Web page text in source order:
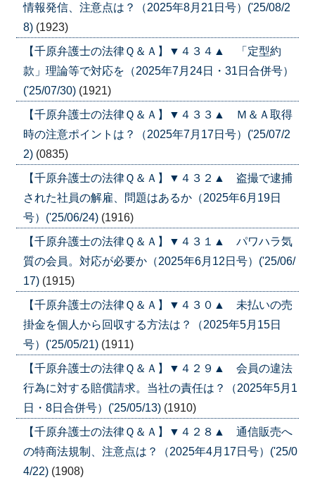
情報発信、注意点は？（2025年8月21日号）('25/08/2
8) (1923)
【千原弁護士の法律Ｑ＆Ａ】▼４３４▲ 「定型約
款」理論等で対応を（2025年7月24日・31日合併号）
('25/07/30) (1921)
【千原弁護士の法律Ｑ＆Ａ】▼４３３▲ Ｍ＆Ａ取得
時の注意ポイントは？（2025年7月17日号）('25/07/2
2) (0835)
【千原弁護士の法律Ｑ＆Ａ】▼４３２▲ 盗撮で逮捕
された社員の解雇、問題はあるか（2025年6月19日
号）('25/06/24) (1916)
【千原弁護士の法律Ｑ＆Ａ】▼４３１▲ パワハラ気
質の会員。対応が必要か（2025年6月12日号）('25/06/
17) (1915)
【千原弁護士の法律Ｑ＆Ａ】▼４３０▲ 未払いの売
掛金を個人から回収する方法は？（2025年5月15日
号）('25/05/21) (1911)
【千原弁護士の法律Ｑ＆Ａ】▼４２９▲ 会員の違法
行為に対する賠償請求。当社の責任は？（2025年5月1
日・8日合併号）('25/05/13) (1910)
【千原弁護士の法律Ｑ＆Ａ】▼４２８▲ 通信販売へ
の特商法規制、注意点は？（2025年4月17日号）('25/0
4/22) (1908)